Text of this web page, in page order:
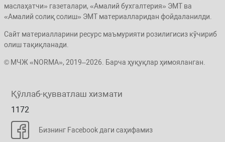
маслаҳатчи» газеталари, «Амалий бухгалтерия» ЭМТ ва
«Амалий солиқ солиш» ЭМТ материалларидан фойдаланилди.
Сайт материалларини ресурс маъмурияти розилигисиз кўчириб
олиш тақиқланади.
© МЧЖ «NORMA», 2019–2026. Барча ҳуқуқлар ҳимояланган.
Қўллаб-қувватлаш хизмати
1172
Бизнинг Facebook даги саҳифамиз